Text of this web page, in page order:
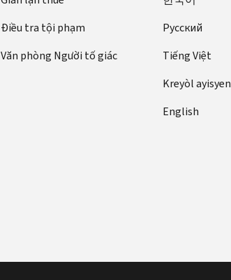
Điều tra tội phạm
Văn phòng Người tố giác
Pусский
Tiếng Việt
Kreyòl ayisyen
English